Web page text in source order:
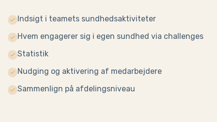
Indsigt i teamets sundhedsaktiviteter
Hvem engagerer sig i egen sundhed via challenges
Statistik
Nudging og aktivering af medarbejdere
Sammenlign på afdelingsniveau